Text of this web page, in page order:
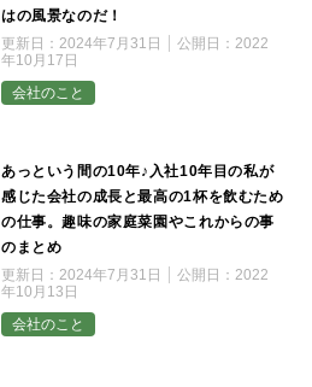
はの風景なのだ！
更新日： 2024年7月31日 公開日： 2022
年10月17日
会社のこと
あっという間の10年♪入社10年目の私が
感じた会社の成長と最高の1杯を飲むため
の仕事。趣味の家庭菜園やこれからの事
のまとめ
更新日： 2024年7月31日 公開日： 2022
年10月13日
会社のこと